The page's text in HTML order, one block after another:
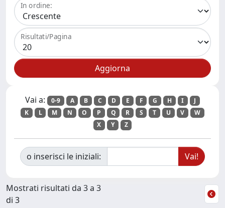
In ordine:
Risultati/Pagina
Vai a: 0-9 A B C D E F G H I
J
K
L M N O P Q R S T U V
W
X
Y Z
o inserisci le iniziali:
Mostrati risultati da 3 a 3
di 3